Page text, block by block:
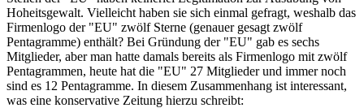
Hoheitsgewalt. Vielleicht haben sie sich einmal gefragt, weshalb das
Firmenlogo der "EU" zwölf Sterne (genauer gesagt zwölf
Pentagramme) enthält? Bei Gründung der "EU" gab es sechs
Mitglieder, aber man hatte damals bereits als Firmenlogo mit zwölf
Pentagrammen, heute hat die "EU" 27 Mitglieder und immer noch
sind es 12 Pentagramme. In diesem Zusammenhang ist interessant,
was eine konservative Zeitung hierzu schreibt: